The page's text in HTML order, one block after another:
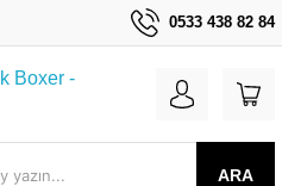
0533 438 82 84
ARA